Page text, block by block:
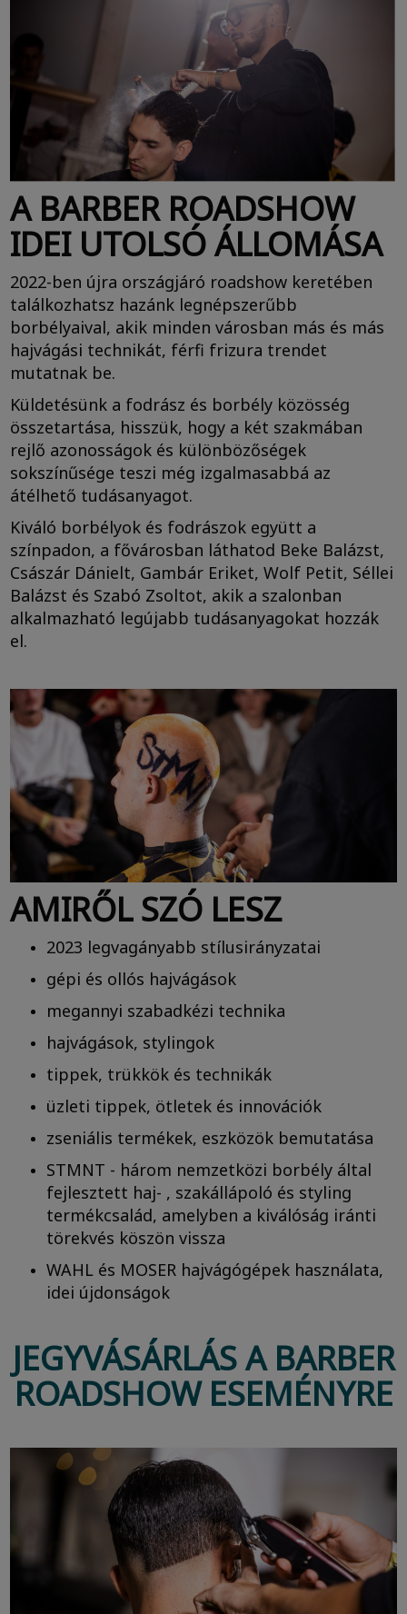
A BARBER ROADSHOW
IDEI UTOLSÓ ÁLLOMÁSA
2022-ben újra országjáró roadshow keretében
találkozhatsz hazánk legnépszerűbb
borbélyaival, akik minden városban más és más
hajvágási technikát, férfi frizura trendet
mutatnak be.
Küldetésünk a fodrász és borbély közösség
összetartása, hisszük, hogy a két szakmában
rejlő azonosságok és különbözőségek
sokszínűsége teszi még izgalmasabbá az
átélhető tudásanyagot.
Kiváló borbélyok és fodrászok együtt a
színpadon, a fővárosban láthatod Beke Balázst,
Császár Dánielt, Gambár Eriket, Wolf Petit, Séllei
Balázst és Szabó Zsoltot, akik a szalonban
alkalmazható legújabb tudásanyagokat hozzák
el.
AMIRŐL SZÓ LESZ
2023 legvagányabb stílusirányzatai
gépi és ollós hajvágások
megannyi szabadkézi technika
hajvágások, stylingok
tippek, trükkök és technikák
üzleti tippek, ötletek és innovációk
zseniális termékek, eszközök bemutatása
STMNT - három nemzetközi borbély által
fejlesztett haj- , szakállápoló és styling
termékcsalád, amelyben a kiválóság iránti
törekvés köszön vissza
WAHL és MOSER hajvágógépek használata,
idei újdonságok
JEGYVÁSÁRLÁS A BARBER
ROADSHOW ESEMÉNYRE